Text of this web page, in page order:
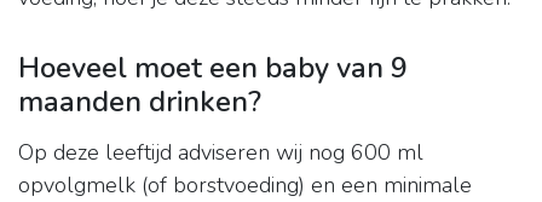
Hoeveel moet een baby van 9
maanden drinken?
Op deze leeftijd adviseren wij nog 600 ml
opvolgmelk (of borstvoeding) en een minimale